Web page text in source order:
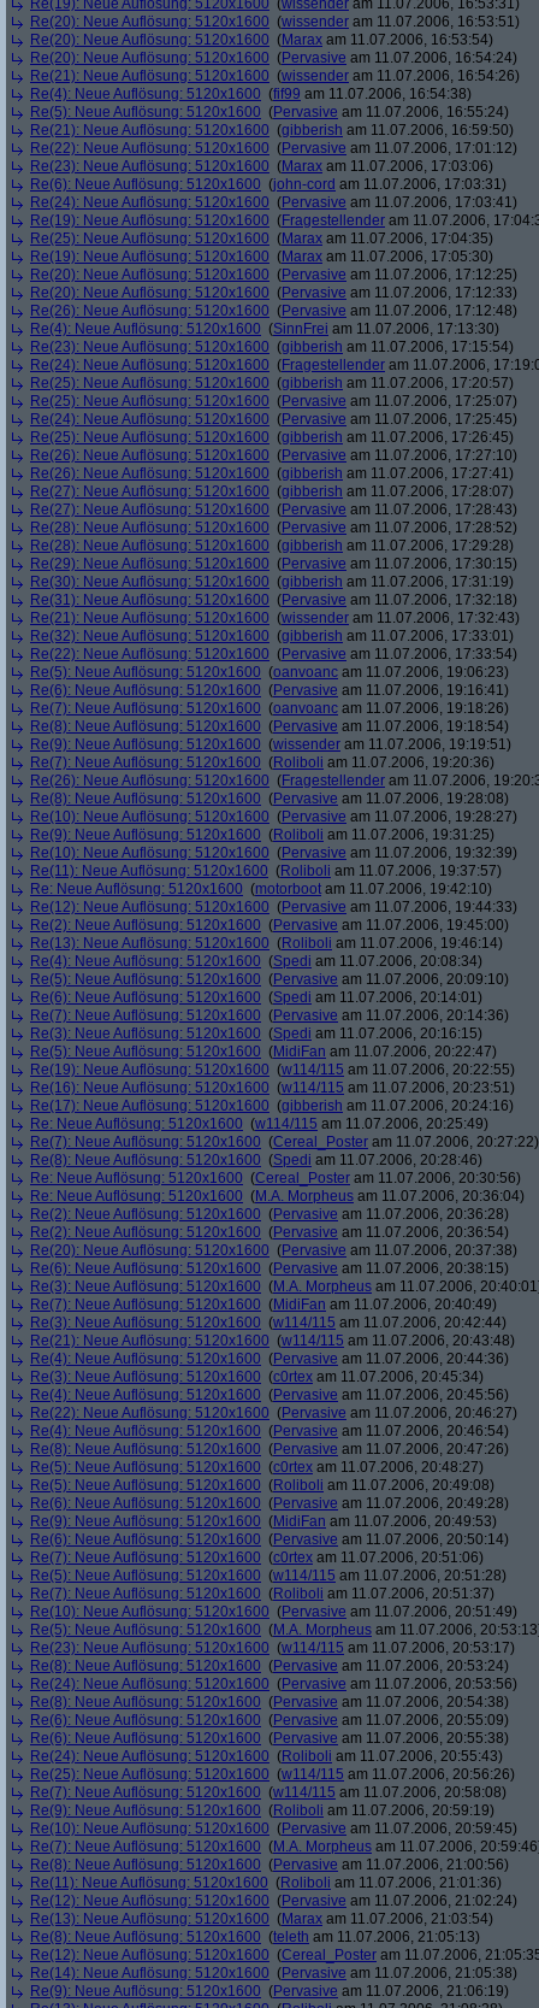
Re(19): Neue Auflösung: 5120x1600 (wissender am 11.07.2006, 16:53:31)
Re(20): Neue Auflösung: 5120x1600 (wissender am 11.07.2006, 16:53:51)
Re(20): Neue Auflösung: 5120x1600 (Marax am 11.07.2006, 16:53:54)
Re(20): Neue Auflösung: 5120x1600 (Pervasive am 11.07.2006, 16:54:24)
Re(21): Neue Auflösung: 5120x1600 (wissender am 11.07.2006, 16:54:26)
Re(4): Neue Auflösung: 5120x1600 (fif99 am 11.07.2006, 16:54:38)
Re(5): Neue Auflösung: 5120x1600 (Pervasive am 11.07.2006, 16:55:24)
Re(21): Neue Auflösung: 5120x1600 (gibberish am 11.07.2006, 16:59:50)
Re(22): Neue Auflösung: 5120x1600 (Pervasive am 11.07.2006, 17:01:12)
Re(23): Neue Auflösung: 5120x1600 (Marax am 11.07.2006, 17:03:06)
Re(6): Neue Auflösung: 5120x1600 (john-cord am 11.07.2006, 17:03:31)
Re(24): Neue Auflösung: 5120x1600 (Pervasive am 11.07.2006, 17:03:41)
Re(19): Neue Auflösung: 5120x1600 (Fragestellender am 11.07.2006,
Re(25): Neue Auflösung: 5120x1600 (Marax am 11.07.2006, 17:04:35)
Re(19): Neue Auflösung: 5120x1600 (Marax am 11.07.2006, 17:05:30)
Re(20): Neue Auflösung: 5120x1600 (Pervasive am 11.07.2006, 17:12:25)
Re(20): Neue Auflösung: 5120x1600 (Pervasive am 11.07.2006, 17:12:33)
Re(26): Neue Auflösung: 5120x1600 (Pervasive am 11.07.2006, 17:12:48)
Re(4): Neue Auflösung: 5120x1600 (SinnFrei am 11.07.2006, 17:13:30)
Re(23): Neue Auflösung: 5120x1600 (gibberish am 11.07.2006, 17:15:54)
Re(24): Neue Auflösung: 5120x1600 (Fragestellender am 11.07.2006,
Re(25): Neue Auflösung: 5120x1600 (gibberish am 11.07.2006, 17:20:57)
Re(25): Neue Auflösung: 5120x1600 (Pervasive am 11.07.2006, 17:25:07)
Re(24): Neue Auflösung: 5120x1600 (Pervasive am 11.07.2006, 17:25:45)
Re(25): Neue Auflösung: 5120x1600 (gibberish am 11.07.2006, 17:26:45)
Re(26): Neue Auflösung: 5120x1600 (Pervasive am 11.07.2006, 17:27:10)
Re(26): Neue Auflösung: 5120x1600 (gibberish am 11.07.2006, 17:27:41)
Re(27): Neue Auflösung: 5120x1600 (gibberish am 11.07.2006, 17:28:07)
Re(27): Neue Auflösung: 5120x1600 (Pervasive am 11.07.2006, 17:28:43)
Re(28): Neue Auflösung: 5120x1600 (Pervasive am 11.07.2006, 17:28:52)
Re(28): Neue Auflösung: 5120x1600 (gibberish am 11.07.2006, 17:29:28)
Re(29): Neue Auflösung: 5120x1600 (Pervasive am 11.07.2006, 17:30:15)
Re(30): Neue Auflösung: 5120x1600 (gibberish am 11.07.2006, 17:31:19)
Re(31): Neue Auflösung: 5120x1600 (Pervasive am 11.07.2006, 17:32:18)
Re(21): Neue Auflösung: 5120x1600 (wissender am 11.07.2006, 17:32:43)
Re(32): Neue Auflösung: 5120x1600 (gibberish am 11.07.2006, 17:33:01)
Re(22): Neue Auflösung: 5120x1600 (Pervasive am 11.07.2006, 17:33:54)
Re(5): Neue Auflösung: 5120x1600 (oanvoanc am 11.07.2006, 19:06:23)
Re(6): Neue Auflösung: 5120x1600 (Pervasive am 11.07.2006, 19:16:41)
Re(7): Neue Auflösung: 5120x1600 (oanvoanc am 11.07.2006, 19:18:26)
Re(8): Neue Auflösung: 5120x1600 (Pervasive am 11.07.2006, 19:18:54)
Re(9): Neue Auflösung: 5120x1600 (wissender am 11.07.2006, 19:19:51)
Re(7): Neue Auflösung: 5120x1600 (Roliboli am 11.07.2006, 19:20:36)
Re(26): Neue Auflösung: 5120x1600 (Fragestellender am 11.07.2006,
Re(8): Neue Auflösung: 5120x1600 (Pervasive am 11.07.2006, 19:28:08)
Re(10): Neue Auflösung: 5120x1600 (Pervasive am 11.07.2006, 19:28:27)
Re(9): Neue Auflösung: 5120x1600 (Roliboli am 11.07.2006, 19:31:25)
Re(10): Neue Auflösung: 5120x1600 (Pervasive am 11.07.2006, 19:32:39)
Re(11): Neue Auflösung: 5120x1600 (Roliboli am 11.07.2006, 19:37:57)
Re: Neue Auflösung: 5120x1600 (motorboot am 11.07.2006, 19:42:10)
Re(12): Neue Auflösung: 5120x1600 (Pervasive am 11.07.2006, 19:44:33)
Re(2): Neue Auflösung: 5120x1600 (Pervasive am 11.07.2006, 19:45:00)
Re(13): Neue Auflösung: 5120x1600 (Roliboli am 11.07.2006, 19:46:14)
Re(4): Neue Auflösung: 5120x1600 (Spedi am 11.07.2006, 20:08:34)
Re(5): Neue Auflösung: 5120x1600 (Pervasive am 11.07.2006, 20:09:10)
Re(6): Neue Auflösung: 5120x1600 (Spedi am 11.07.2006, 20:14:01)
Re(7): Neue Auflösung: 5120x1600 (Pervasive am 11.07.2006, 20:14:36)
Re(3): Neue Auflösung: 5120x1600 (Spedi am 11.07.2006, 20:16:15)
Re(5): Neue Auflösung: 5120x1600 (MidiFan am 11.07.2006, 20:22:47)
Re(19): Neue Auflösung: 5120x1600 (w114/115 am 11.07.2006, 20:22:55)
Re(16): Neue Auflösung: 5120x1600 (w114/115 am 11.07.2006, 20:23:51)
Re(17): Neue Auflösung: 5120x1600 (gibberish am 11.07.2006, 20:24:16)
Re: Neue Auflösung: 5120x1600 (w114/115 am 11.07.2006, 20:25:49)
Re(7): Neue Auflösung: 5120x1600 (Cereal_Poster am 11.07.2006, 20:27:22)
Re(8): Neue Auflösung: 5120x1600 (Spedi am 11.07.2006, 20:28:46)
Re: Neue Auflösung: 5120x1600 (Cereal_Poster am 11.07.2006, 20:30:56)
Re: Neue Auflösung: 5120x1600 (M.A. Morpheus am 11.07.2006, 20:36:04)
Re(2): Neue Auflösung: 5120x1600 (Pervasive am 11.07.2006, 20:36:28)
Re(2): Neue Auflösung: 5120x1600 (Pervasive am 11.07.2006, 20:36:54)
Re(20): Neue Auflösung: 5120x1600 (Pervasive am 11.07.2006, 20:37:38)
Re(6): Neue Auflösung: 5120x1600 (Pervasive am 11.07.2006, 20:38:15)
Re(3): Neue Auflösung: 5120x1600 (M.A. Morpheus am 11.07.2006,
Re(7): Neue Auflösung: 5120x1600 (MidiFan am 11.07.2006, 20:40:49)
Re(3): Neue Auflösung: 5120x1600 (w114/115 am 11.07.2006, 20:42:44)
Re(21): Neue Auflösung: 5120x1600 (w114/115 am 11.07.2006, 20:43:48)
Re(4): Neue Auflösung: 5120x1600 (Pervasive am 11.07.2006, 20:44:36)
Re(3): Neue Auflösung: 5120x1600 (c0rtex am 11.07.2006, 20:45:34)
Re(4): Neue Auflösung: 5120x1600 (Pervasive am 11.07.2006, 20:45:56)
Re(22): Neue Auflösung: 5120x1600 (Pervasive am 11.07.2006, 20:46:27)
Re(4): Neue Auflösung: 5120x1600 (Pervasive am 11.07.2006, 20:46:54)
Re(8): Neue Auflösung: 5120x1600 (Pervasive am 11.07.2006, 20:47:26)
Re(5): Neue Auflösung: 5120x1600 (c0rtex am 11.07.2006, 20:48:27)
Re(5): Neue Auflösung: 5120x1600 (Roliboli am 11.07.2006, 20:49:08)
Re(6): Neue Auflösung: 5120x1600 (Pervasive am 11.07.2006, 20:49:28)
Re(9): Neue Auflösung: 5120x1600 (MidiFan am 11.07.2006, 20:49:53)
Re(6): Neue Auflösung: 5120x1600 (Pervasive am 11.07.2006, 20:50:14)
Re(7): Neue Auflösung: 5120x1600 (c0rtex am 11.07.2006, 20:51:06)
Re(5): Neue Auflösung: 5120x1600 (w114/115 am 11.07.2006, 20:51:28)
Re(7): Neue Auflösung: 5120x1600 (Roliboli am 11.07.2006, 20:51:37)
Re(10): Neue Auflösung: 5120x1600 (Pervasive am 11.07.2006, 20:51:49)
Re(5): Neue Auflösung: 5120x1600 (M.A. Morpheus am 11.07.2006,
Re(23): Neue Auflösung: 5120x1600 (w114/115 am 11.07.2006, 20:53:17)
Re(8): Neue Auflösung: 5120x1600 (Pervasive am 11.07.2006, 20:53:24)
Re(24): Neue Auflösung: 5120x1600 (Pervasive am 11.07.2006, 20:53:56)
Re(8): Neue Auflösung: 5120x1600 (Pervasive am 11.07.2006, 20:54:38)
Re(6): Neue Auflösung: 5120x1600 (Pervasive am 11.07.2006, 20:55:09)
Re(6): Neue Auflösung: 5120x1600 (Pervasive am 11.07.2006, 20:55:38)
Re(24): Neue Auflösung: 5120x1600 (Roliboli am 11.07.2006, 20:55:43)
Re(25): Neue Auflösung: 5120x1600 (w114/115 am 11.07.2006, 20:56:26)
Re(7): Neue Auflösung: 5120x1600 (w114/115 am 11.07.2006, 20:58:08)
Re(9): Neue Auflösung: 5120x1600 (Roliboli am 11.07.2006, 20:59:19)
Re(10): Neue Auflösung: 5120x1600 (Pervasive am 11.07.2006, 20:59:45)
Re(7): Neue Auflösung: 5120x1600 (M.A. Morpheus am 11.07.2006,
Re(8): Neue Auflösung: 5120x1600 (Pervasive am 11.07.2006, 21:00:56)
Re(11): Neue Auflösung: 5120x1600 (Roliboli am 11.07.2006, 21:01:36)
Re(12): Neue Auflösung: 5120x1600 (Pervasive am 11.07.2006, 21:02:24)
Re(13): Neue Auflösung: 5120x1600 (Marax am 11.07.2006, 21:03:54)
Re(8): Neue Auflösung: 5120x1600 (teleth am 11.07.2006, 21:05:13)
Re(12): Neue Auflösung: 5120x1600 (Cereal_Poster am 11.07.2006,
Re(14): Neue Auflösung: 5120x1600 (Pervasive am 11.07.2006, 21:05:38)
Re(9): Neue Auflösung: 5120x1600 (Pervasive am 11.07.2006, 21:06:19)